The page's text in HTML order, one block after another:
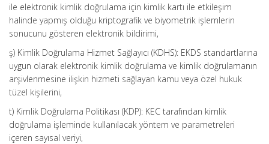
ile elektronik kimlik doğrulama için kimlik kartı ile etkileşim
halinde yapmış olduğu kriptografik ve biyometrik işlemlerin
sonucunu gösteren elektronik bildirimi,
ş) Kimlik Doğrulama Hizmet Sağlayıcı (KDHS): EKDS standartlarına
uygun olarak elektronik kimlik doğrulama ve kimlik doğrulamanın
arşivlenmesine ilişkin hizmeti sağlayan kamu veya özel hukuk
tüzel kişilerini,
t) Kimlik Doğrulama Politikası (KDP): KEC tarafından kimlik
doğrulama işleminde kullanılacak yöntem ve parametreleri
içeren sayısal veriyi,